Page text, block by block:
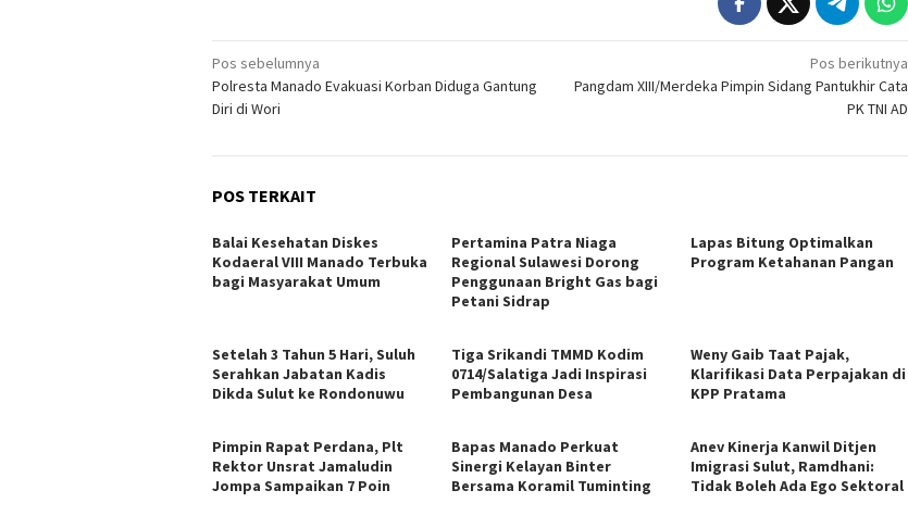
Navigasi
pos
Pos sebelumnya
Polresta Manado Evakuasi Korban Diduga Gantung
Diri di Wori
Pos berikutnya
Pangdam XIII/Merdeka Pimpin Sidang Pantukhir Cata
PK TNI AD
POS TERKAIT
Balai Kesehatan Diskes
Kodaeral VIII Manado Terbuka
bagi Masyarakat Umum
Pertamina Patra Niaga
Regional Sulawesi Dorong
Penggunaan Bright Gas bagi
Petani Sidrap
Lapas Bitung Optimalkan
Program Ketahanan Pangan
Setelah 3 Tahun 5 Hari, Suluh
Serahkan Jabatan Kadis
Dikda Sulut ke Rondonuwu
Tiga Srikandi TMMD Kodim
0714/Salatiga Jadi Inspirasi
Pembangunan Desa
Weny Gaib Taat Pajak,
Klarifikasi Data Perpajakan di
KPP Pratama
Pimpin Rapat Perdana, Plt
Rektor Unsrat Jamaludin
Jompa Sampaikan 7 Poin
Bapas Manado Perkuat
Sinergi Kelayan Binter
Bersama Koramil Tuminting
Anev Kinerja Kanwil Ditjen
Imigrasi Sulut, Ramdhani:
Tidak Boleh Ada Ego Sektoral